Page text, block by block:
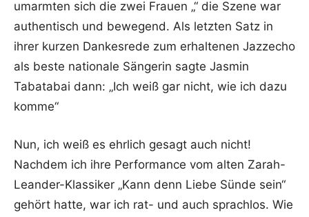
umarmten sich die zwei Frauen „“ die Szene war
authentisch und bewegend. Als letzten Satz in
ihrer kurzen Dankesrede zum erhaltenen Jazzecho
als beste nationale Sängerin sagte Jasmin
Tabatabai dann: „Ich weiß gar nicht, wie ich dazu
komme“
Nun, ich weiß es ehrlich gesagt auch nicht!
Nachdem ich ihre Performance vom alten Zarah-
Leander-Klassiker „Kann denn Liebe Sünde sein“
gehört hatte, war ich rat- und auch sprachlos. Wie